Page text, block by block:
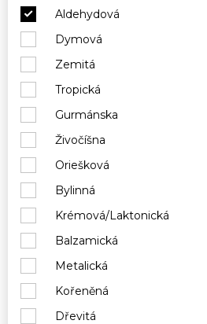
Aldehydová
Dymová
Zemitá
Tropická
Gurmánska
Živočíšna
Oriešková
Bylinná
Krémová/Laktonická
Balzamická
Metalická
Kořeněná
Dřevitá